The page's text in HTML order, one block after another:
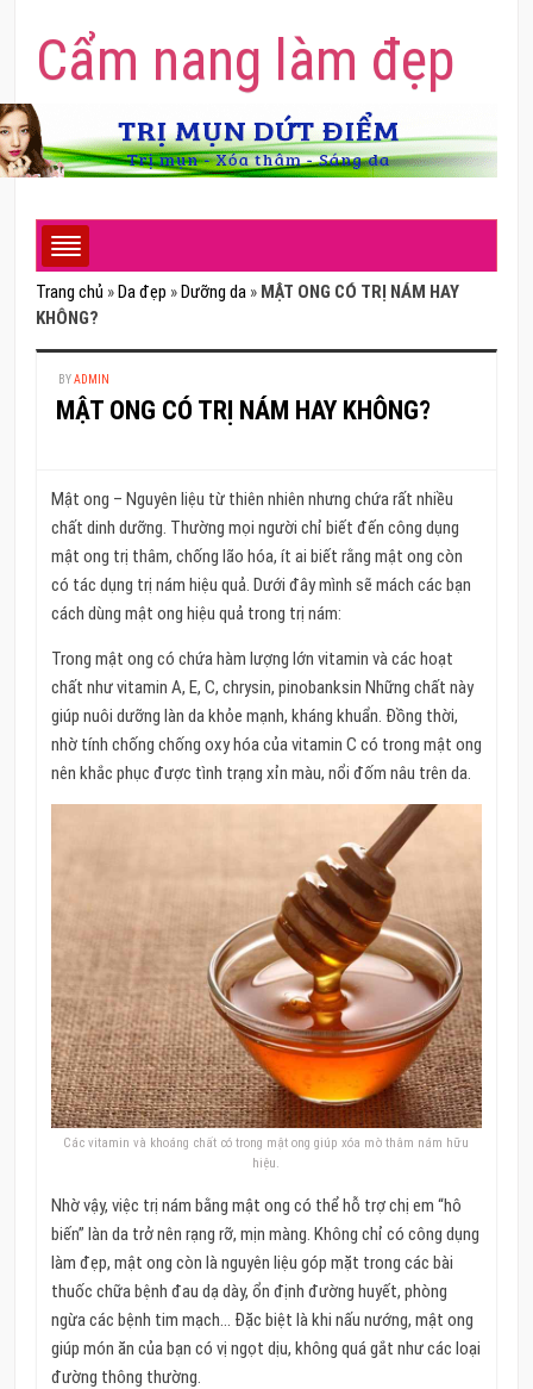
Cẩm nang làm đẹp
Trang chủ » Da đẹp » Dưỡng da » MẬT ONG CÓ TRỊ NÁM HAY
KHÔNG?
BYADMIN
MẬT ONG CÓ TRỊ NÁM HAY KHÔNG?
Mật ong – Nguyên liệu từ thiên nhiên nhưng chứa rất nhiều
chất dinh dưỡng. Thường mọi người chỉ biết đến công dụng
mật ong trị thâm, chống lão hóa, ít ai biết rằng mật ong còn
có tác dụng trị nám hiệu quả. Dưới đây mình sẽ mách các bạn
cách dùng mật ong hiệu quả trong trị nám:
Trong mật ong có chứa hàm lượng lớn vitamin và các hoạt
chất như vitamin A, E, C, chrysin, pinobanksin Những chất này
giúp nuôi dưỡng làn da khỏe mạnh, kháng khuẩn. Đồng thời,
nhờ tính chống chống oxy hóa của vitamin C có trong mật ong
nên khắc phục được tình trạng xỉn màu, nổi đốm nâu trên da.
Các vitamin và khoáng chất có trong mật ong giúp xóa mờ thâm nám hữu
hiệu.
Nhờ vậy, việc trị nám bằng mật ong có thể hỗ trợ chị em “hô
biến” làn da trở nên rạng rỡ, mịn màng. Không chỉ có công dụng
làm đẹp, mật ong còn là nguyên liệu góp mặt trong các bài
thuốc chữa bệnh đau dạ dày, ổn định đường huyết, phòng
ngừa các bệnh tim mạch… Đặc biệt là khi nấu nướng, mật ong
giúp món ăn của bạn có vị ngọt dịu, không quá gắt như các loại
đường thông thường.